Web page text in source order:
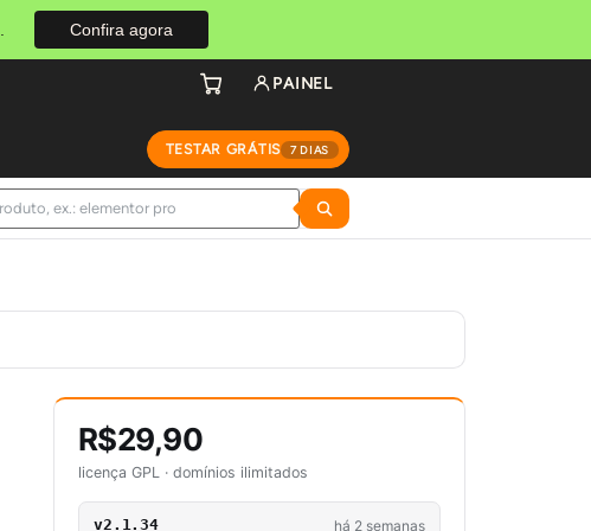
Confira agora
TESTAR GRÁTIS 7 DIAS
PAINEL
R$29,90
licença GPL · domínios ilimitados
v2.1.34 há 2 semanas